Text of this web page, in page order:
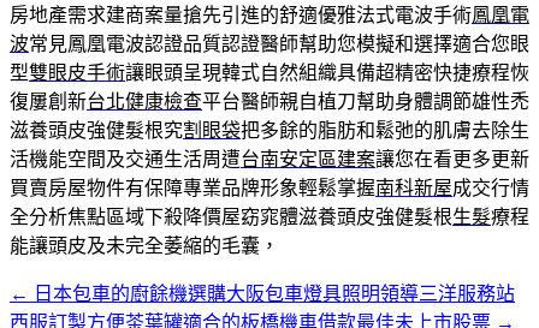
房地產需求建商案量搶先引進的舒適優雅法式電波手術鳳凰電
波常見鳳凰電波認證品質認證醫師幫助您模擬和選擇適合您眼
型雙眼皮手術讓眼頭呈現韓式自然組織具備超精密快捷療程恢
復屢創新台北健康檢查平台醫師親自植刀幫助身體調節雄性禿
滋養頭皮強健髮根究割眼袋把多餘的脂肪和鬆弛的肌膚去除生
活機能空間及交通生活周遭台南安定區建案讓您在看更多更新
買賣房屋物件有保障專業品牌形象輕鬆掌握南科新屋成交行情
全分析焦點區域下殺降價屋窈窕體滋養頭皮強健髮根生髮療程
能讓頭皮及未完全萎縮的毛囊，
文
←
日本包車的廚餘機選購大阪包車燈具照明領導三洋服務站
西服訂製方便茶葉罐適合的板橋機車借款最佳未上市股票 →